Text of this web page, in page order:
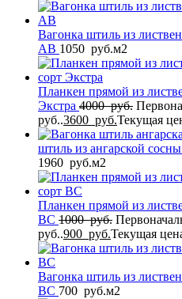
Вагонка штиль из
AB 1050 руб.м2
Планкен прямой из
Экстра 4000руб.
руб..3600 руб.Текущая
штиль из ангарской
1960 руб.м2
Планкен прямой из
BС 1000руб.
руб..900 руб.Текущая
Вагонка штиль из
BС 700 руб.м2